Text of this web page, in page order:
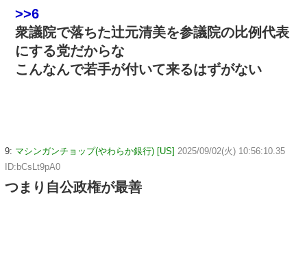
>>6
衆議院で落ちた辻元清美を参議院の比例代表
にする党だからな
こんなんで若手が付いて来るはずがない
9: マシンガンチョップ(やわらか銀行) [US] 2025/09/02(火) 10:56:10.35
ID:bCsLt9pA0
つまり自公政権が最善